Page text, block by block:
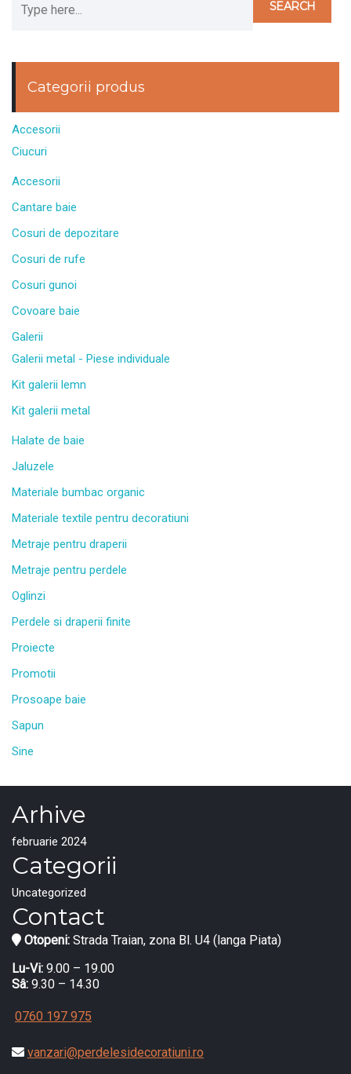
Categorii produs
Accesorii
Ciucuri
Accesorii
Cantare baie
Cosuri de depozitare
Cosuri de rufe
Cosuri gunoi
Covoare baie
Galerii
Galerii metal - Piese individuale
Kit galerii lemn
Kit galerii metal
Halate de baie
Jaluzele
Materiale bumbac organic
Materiale textile pentru decoratiuni
Metraje pentru draperii
Metraje pentru perdele
Oglinzi
Perdele si draperii finite
Proiecte
Promotii
Prosoape baie
Sapun
Sine
Arhive
februarie 2024
Categorii
Uncategorized
Contact
Otopeni: Strada Traian, zona Bl. U4 (langa Piata)
Lu-Vi: 9.00 – 19.00
Sâ: 9.30 – 14.30
0760 197 975
vanzari@perdelesidecoratiuni.ro